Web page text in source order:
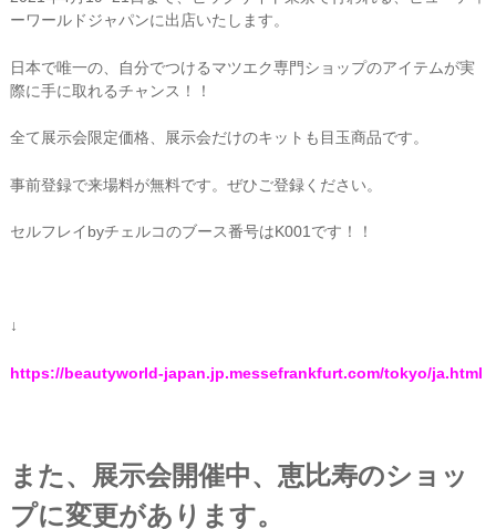
ーワールドジャパンに出店いたします。
日本で唯一の、自分でつけるマツエク専門ショップのアイテムが実
際に手に取れるチャンス！！
全て展示会限定価格、展示会だけのキットも目玉商品です。
事前登録で来場料が無料です。ぜひご登録ください。
セルフレイbyチェルコのブース番号はK001です！！
↓
https://beautyworld-japan.jp.messefrankfurt.com/tokyo/ja.html
また、展示会開催中、恵比寿のショッ
プに変更があります。